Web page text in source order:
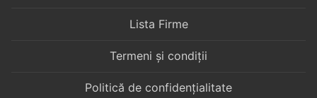
Lista Firme
Termeni și condiții
Politică de confidențialitate